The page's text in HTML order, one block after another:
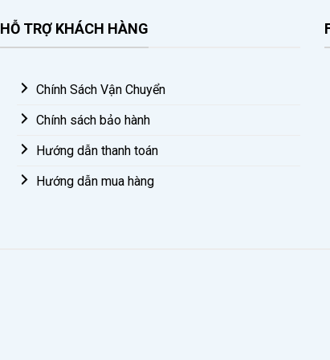
HỖ TRỢ KHÁCH HÀNG
Chính Sách Vận Chuyển
Chính sách bảo hành
Hướng dẫn thanh toán
Hướng dẫn mua hàng